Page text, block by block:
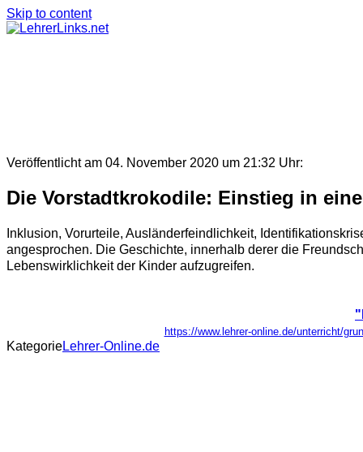
Skip to content
Veröffentlicht am 04. November 2020 um 21:32 Uhr:
Die Vorstadtkrokodile: Einstieg in
Inklusion, Vorurteile, Ausländerfeindlichkeit,
angesprochen. Die Geschichte, innerhalb derer die
Lebenswirklichkeit der Kinder aufzugreifen.
https://www.lehrer-online.de/unterricht/
KategorieLehrer-Online.de